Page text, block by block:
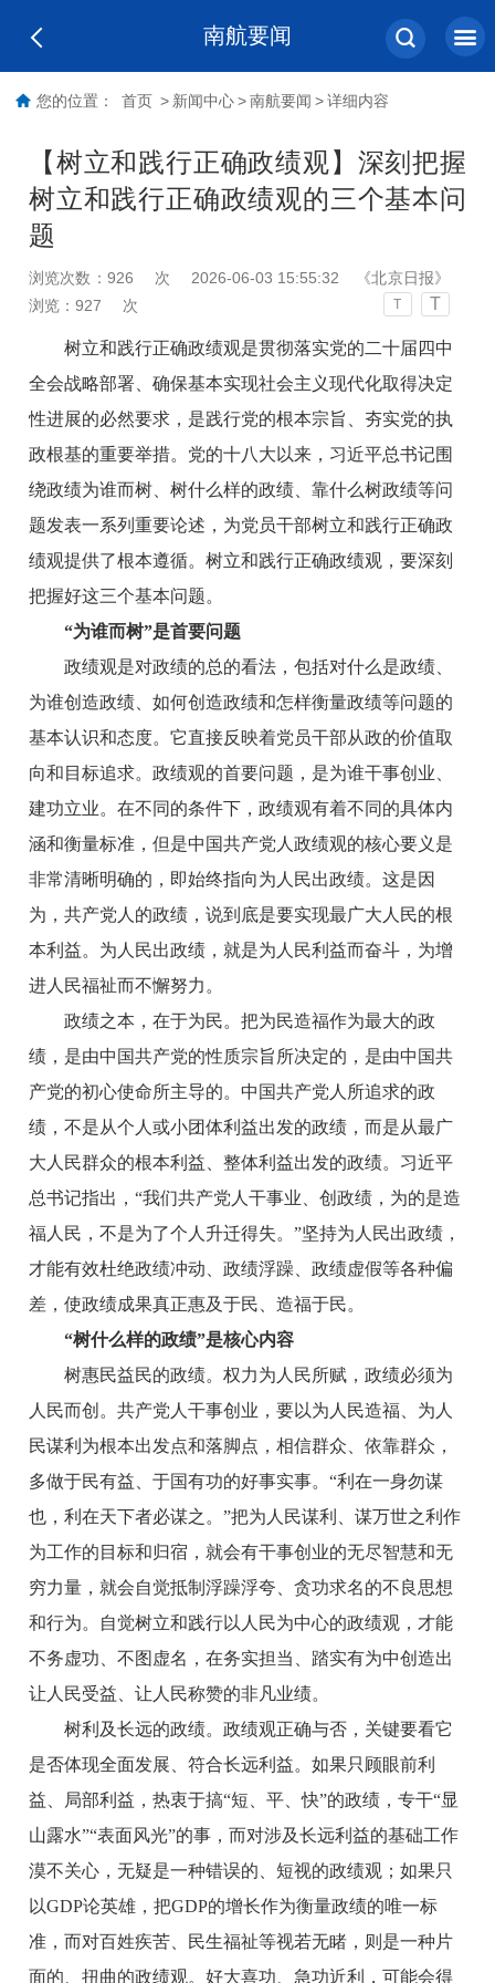
南航要闻
您的位置： 首页 > 新闻中心 > 南航要闻 > 详细内容
【树立和践行正确政绩观】深刻把握
树立和践行正确政绩观的三个基本问
题
浏览次数： 926 次 2026-06-03 15:55:32
《北京日报》
浏览：927 次 T T
树立和践行正确政绩观是贯彻落实党的二十届四中
全会战略部署、确保基本实现社会主义现代化取得决定
性进展的必然要求，是践行党的根本宗旨、夯实党的执
政根基的重要举措。党的十八大以来，习近平总书记围
绕政绩为谁而树、树什么样的政绩、靠什么树政绩等问
题发表一系列重要论述，为党员干部树立和践行正确政
绩观提供了根本遵循。树立和践行正确政绩观，要深刻
把握好这三个基本问题。
“为谁而树”是首要问题
政绩观是对政绩的总的看法，包括对什么是政绩、
为谁创造政绩、如何创造政绩和怎样衡量政绩等问题的
基本认识和态度。它直接反映着党员干部从政的价值取
向和目标追求。政绩观的首要问题，是为谁干事创业、
建功立业。在不同的条件下，政绩观有着不同的具体内
涵和衡量标准，但是中国共产党人政绩观的核心要义是
非常清晰明确的，即始终指向为人民出政绩。这是因
为，共产党人的政绩，说到底是要实现最广大人民的根
本利益。为人民出政绩，就是为人民利益而奋斗，为增
进人民福祉而不懈努力。
政绩之本，在于为民。把为民造福作为最大的政
绩，是由中国共产党的性质宗旨所决定的，是由中国共
产党的初心使命所主导的。中国共产党人所追求的政
绩，不是从个人或小团体利益出发的政绩，而是从最广
大人民群众的根本利益、整体利益出发的政绩。习近平
总书记指出，“我们共产党人干事业、创政绩，为的是造
福人民，不是为了个人升迁得失。”坚持为人民出政绩，
才能有效杜绝政绩冲动、政绩浮躁、政绩虚假等各种偏
差，使政绩成果真正惠及于民、造福于民。
“树什么样的政绩”是核心内容
树惠民益民的政绩。权力为人民所赋，政绩必须为
人民而创。共产党人干事创业，要以为人民造福、为人
民谋利为根本出发点和落脚点，相信群众、依靠群众，
多做于民有益、于国有功的好事实事。“利在一身勿谋
也，利在天下者必谋之。”把为人民谋利、谋万世之利作
为工作的目标和归宿，就会有干事创业的无尽智慧和无
穷力量，就会自觉抵制浮躁浮夸、贪功求名的不良思想
和行为。自觉树立和践行以人民为中心的政绩观，才能
不务虚功、不图虚名，在务实担当、踏实有为中创造出
让人民受益、让人民称赞的非凡业绩。
树利及长远的政绩。政绩观正确与否，关键要看它
是否体现全面发展、符合长远利益。如果只顾眼前利
益、局部利益，热衷于搞“短、平、快”的政绩，专干“显
山露水”“表面风光”的事，而对涉及长远利益的基础工作
漠不关心，无疑是一种错误的、短视的政绩观；如果只
以GDP论英雄，把GDP的增长作为衡量政绩的唯一标
准，而对百姓疾苦、民生福祉等视若无睹，则是一种片
面的、扭曲的政绩观。好大喜功、急功近利，可能会得